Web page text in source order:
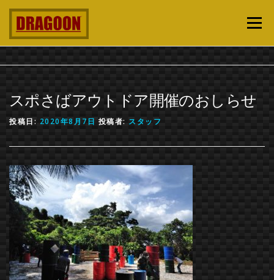
メニュー
スポさばアウトドア開催のおしらせ
投稿日: 2020年8月7日 投稿者: スタッフ